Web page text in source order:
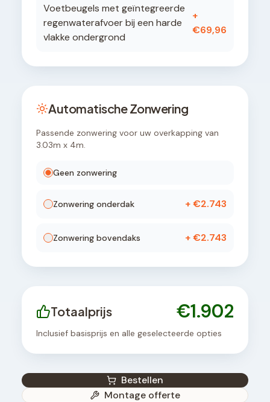
Voetbeugels met geïntegreerde
regenwaterafvoer bij een harde
vlakke ondergrond
+
€69,96
Automatische Zonwering
Passende zonwering voor uw overkapping van
3.03m x 4m.
Geen zonwering
Zonwering onderdak + €2.743
Zonwering bovendaks + €2.743
Totaalprijs €1.902
Inclusief basisprijs en alle geselecteerde opties
Bestellen
Montage offerte